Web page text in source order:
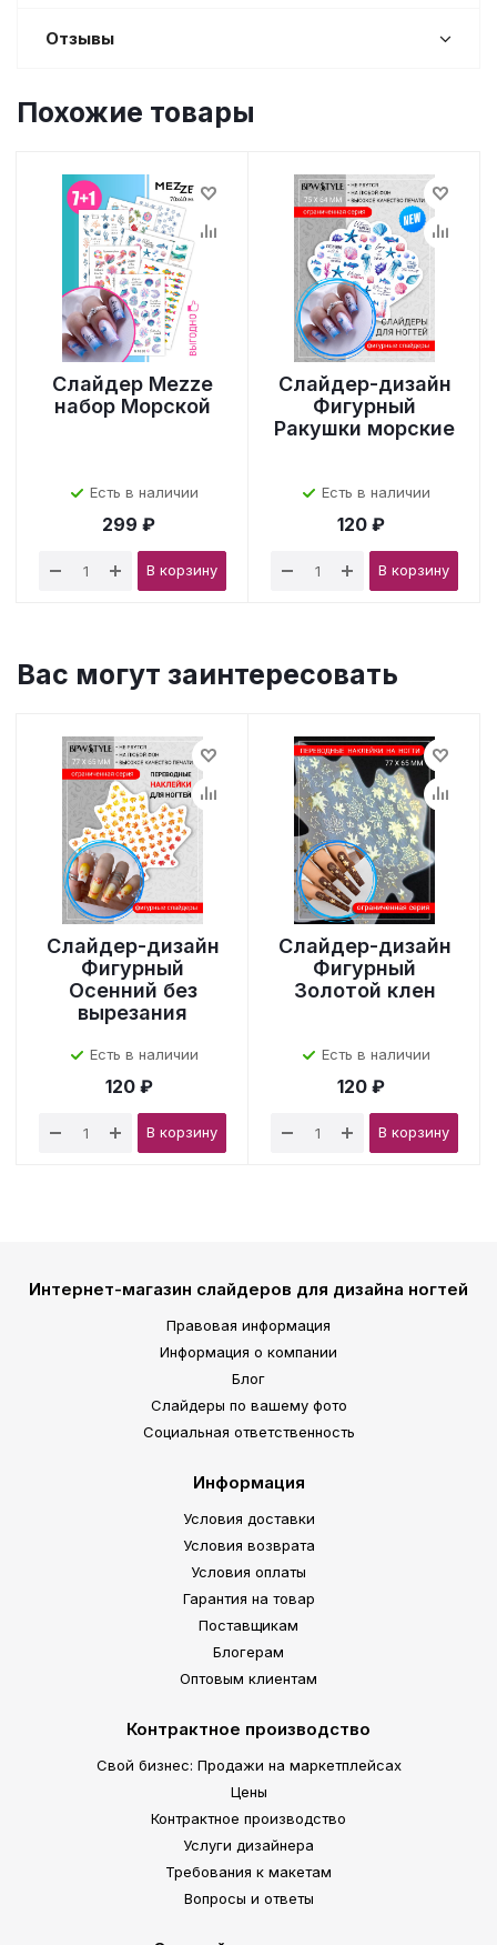
Отзывы
Похожие товары
Слайдер Mezze
набор Морской
Есть в наличии
299 ₽
В корзину
Слайдер-дизайн
Фигурный
Ракушки морские
Есть в наличии
120 ₽
В корзину
Вас могут заинтересовать
Слайдер-дизайн
Фигурный
Осенний без
вырезания
Есть в наличии
120 ₽
В корзину
Слайдер-дизайн
Фигурный
Золотой клен
Есть в наличии
120 ₽
В корзину
Интернет-магазин слайдеров для дизайна ногтей
Правовая информация
Информация о компании
Блог
Слайдеры по вашему фото
Социальная ответственность
Информация
Условия доставки
Условия возврата
Условия оплаты
Гарантия на товар
Поставщикам
Блогерам
Оптовым клиентам
Контрактное производство
Свой бизнес: Продажи на маркетплейсах
Цены
Контрактное производство
Услуги дизайнера
Требования к макетам
Вопросы и ответы